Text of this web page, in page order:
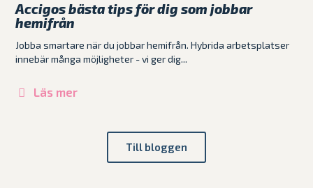
Accigos bästa tips för dig som jobbar
hemifrån
Jobba smartare när du jobbar hemifrån. Hybrida arbetsplatser
innebär många möjligheter - vi ger dig...
Läs mer
Till bloggen